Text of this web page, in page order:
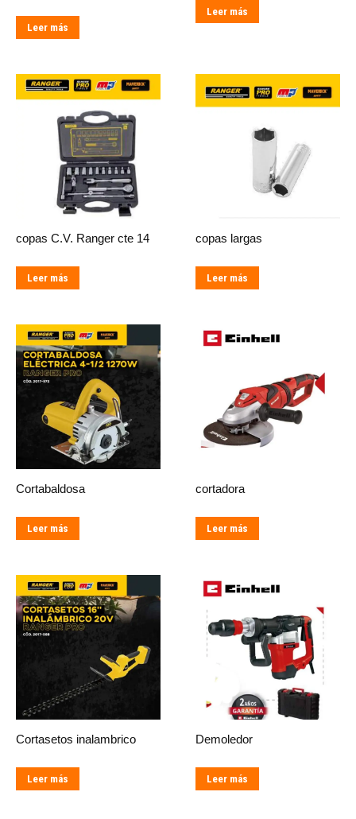
Leer más
Leer más
copas C.V. Ranger cte 14
Leer más
copas largas
Leer más
Cortabaldosa
Leer más
cortadora
Leer más
Cortasetos inalambrico
Leer más
Demoledor
Leer más